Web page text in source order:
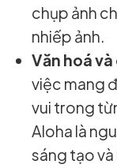
chụp ảnh
nhiếp ảnh.
Văn hoá
việc mang
vui trong
Aloha là
sáng tạo